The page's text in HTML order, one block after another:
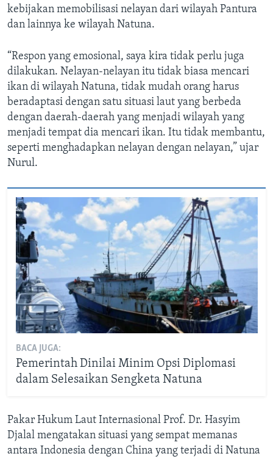
kebijakan memobilisasi nelayan dari wilayah Pantura
dan lainnya ke wilayah Natuna.
“Respon yang emosional, saya kira tidak perlu juga
dilakukan. Nelayan-nelayan itu tidak biasa mencari
ikan di wilayah Natuna, tidak mudah orang harus
beradaptasi dengan satu situasi laut yang berbeda
dengan daerah-daerah yang menjadi wilayah yang
menjadi tempat dia mencari ikan. Itu tidak membantu,
seperti menghadapkan nelayan dengan nelayan,” ujar
Nurul.
BACA JUGA:
Pemerintah Dinilai Minim Opsi Diplomasi
dalam Selesaikan Sengketa Natuna
Pakar Hukum Laut Internasional Prof. Dr. Hasyim
Djalal mengatakan situasi yang sempat memanas
antara Indonesia dengan China yang terjadi di Natuna